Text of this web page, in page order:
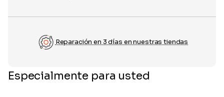
Reparación en 3 días en nuestras tiendas
Especialmente para usted